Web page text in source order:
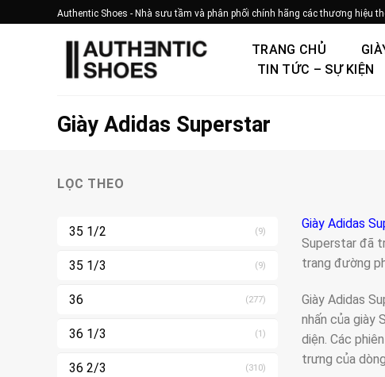
qua
Authentic Shoes - Nhà sưu tầm và phân phối chính hãng các thương hiệu
TRANG CHỦ
TIN TỨC – SỰ KIỆN
Giày Adidas Superstar
LỌC THEO
35 1/2 (9)
35 1/3 (9)
36 (277)
36 1/3 (1)
36 2/3 (310)
Giày Adidas
Superstar đã
trang đường
Giày Adidas
nhấn của giày
diện. Các
trưng của